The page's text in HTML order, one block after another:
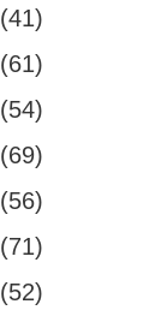
(41)
(61)
(54)
(69)
(56)
(71)
(52)